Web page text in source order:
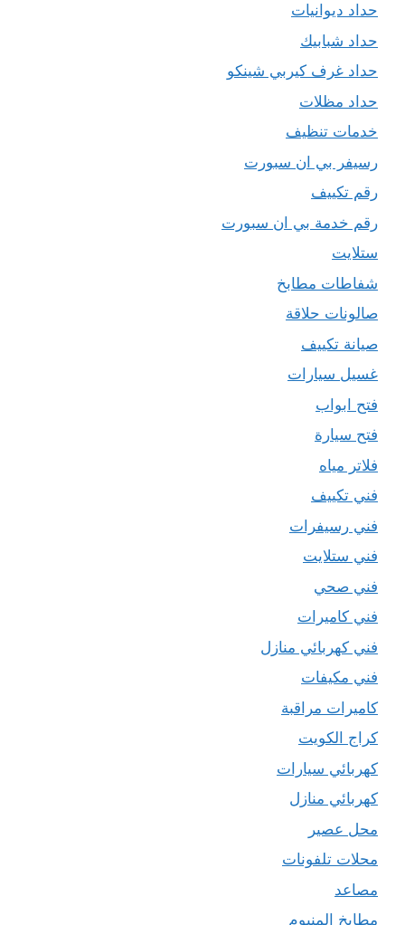
حداد ديوانيات
حداد شبابيك
حداد غرف كيربي شينكو
حداد مظلات
خدمات تنظيف
رسيفر بي ان سبورت
رقم تكييف
رقم خدمة بي ان سبورت
ستلايت
شفاطات مطابخ
صالونات حلاقة
صيانة تكييف
غسيل سيارات
فتح ابواب
فتح سيارة
فلاتر مياه
فني تكييف
فني رسيفرات
فني ستلايت
فني صحي
فني كاميرات
فني كهربائي منازل
فني مكيفات
كاميرات مراقبة
كراج الكويت
كهربائي سيارات
كهربائي منازل
محل عصير
محلات تلفونات
مصاعد
مطابخ المنيوم